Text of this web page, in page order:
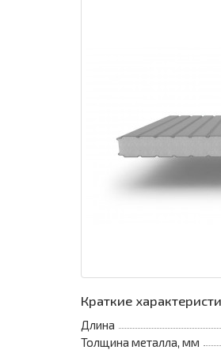
Краткие
Длина
Толщина металла, мм